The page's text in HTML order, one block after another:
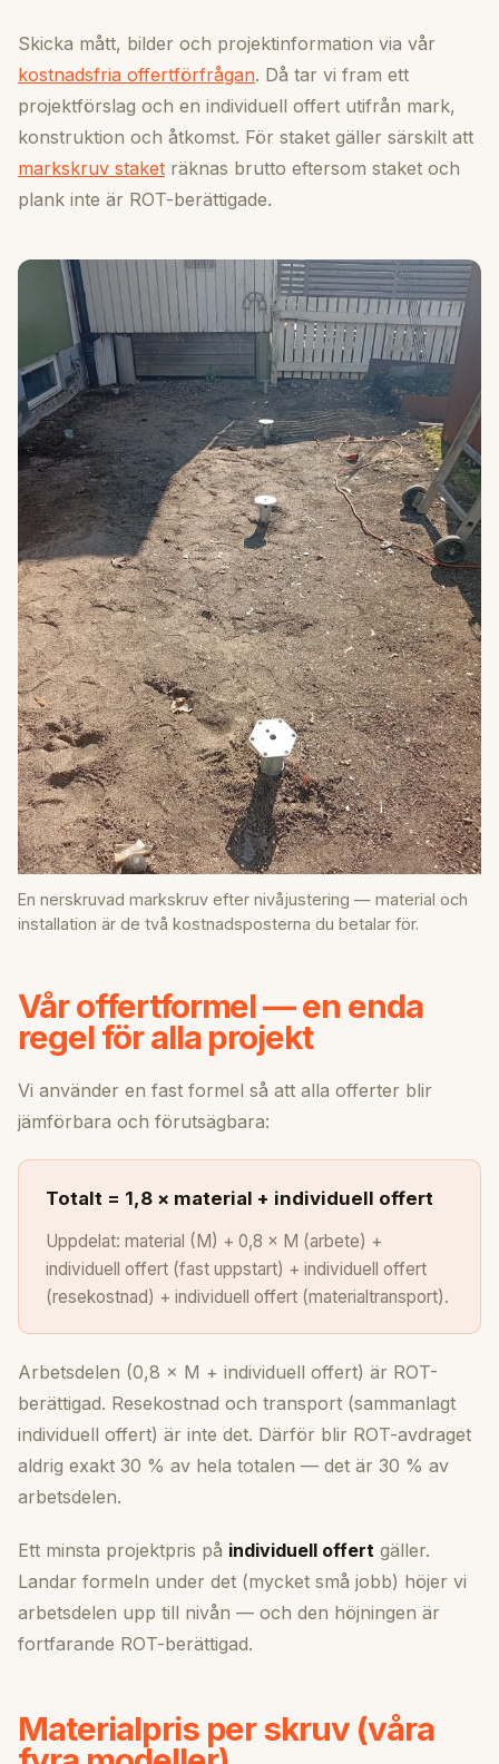
Skicka mått, bilder och projektinformation via vår
kostnadsfria offertförfrågan. Då tar vi fram ett
projektförslag och en individuell offert utifrån mark,
konstruktion och åtkomst. För staket gäller särskilt att
markskruv staket räknas brutto eftersom staket och
plank inte är ROT-berättigade.
En nerskruvad markskruv efter nivåjustering — material och
installation är de två kostnadsposterna du betalar för.
Vår offertformel — en enda
regel för alla projekt
Vi använder en fast formel så att alla offerter blir
jämförbara och förutsägbara:
Totalt = 1,8 × material + individuell offert
Uppdelat: material (M) + 0,8 × M (arbete) +
individuell offert (fast uppstart) + individuell offert
(resekostnad) + individuell offert (materialtransport).
Arbetsdelen (0,8 × M + individuell offert) är ROT-
berättigad. Resekostnad och transport (sammanlagt
individuell offert) är inte det. Därför blir ROT-avdraget
aldrig exakt 30 % av hela totalen — det är 30 % av
arbetsdelen.
Ett minsta projektpris på individuell offert gäller.
Landar formeln under det (mycket små jobb) höjer vi
arbetsdelen upp till nivån — och den höjningen är
fortfarande ROT-berättigad.
Materialpris per skruv (våra